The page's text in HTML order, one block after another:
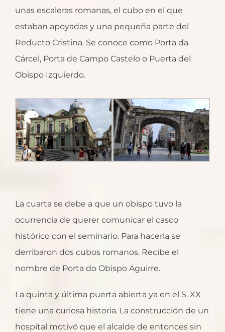
unas escaleras romanas, el cubo en el que
estaban apoyadas y una pequeña parte del
Reducto Cristina. Se conoce como Porta da
Cárcel, Porta de Campo Castelo o Puerta del
Obispo Izquierdo.
La cuarta se debe a que un obispo tuvo la
ocurrencia de querer comunicar el casco
histórico con el seminario. Para hacerla se
derribaron dos cubos romanos. Recibe el
nombre de Porta do Obispo Aguirre.
La quinta y última puerta abierta ya en el S. XX
tiene una curiosa historia. La construcción de un
hospital motivó que el alcalde de entonces sin